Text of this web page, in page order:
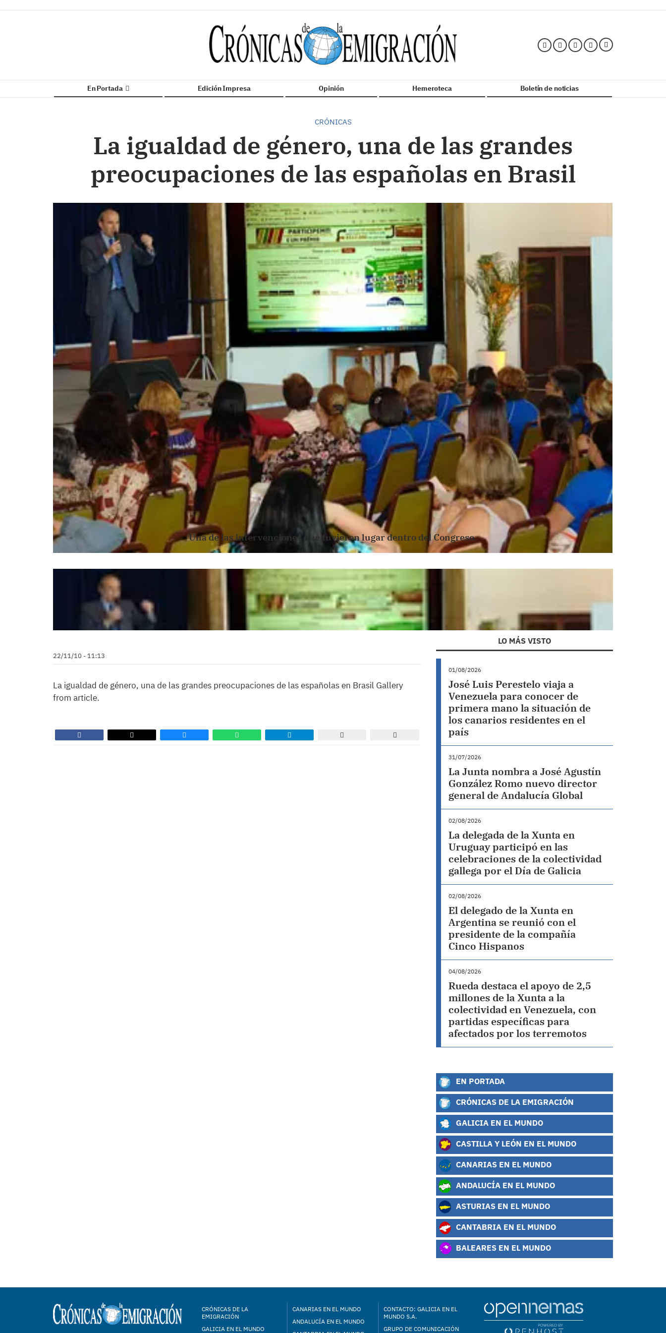
En Portada Edición Impresa Opinión Hemeroteca Boletín de noticias
CRÓNICAS
La igualdad de género, una de las grandes
preocupaciones de las españolas en Brasil
Una de las intervenciones que tuvieron lugar dentro del Congreso.
22/11/10 - 11:13
La igualdad de género, una de las grandes preocupaciones de las españolas en Brasil Gallery
from article.
LO MÁS VISTO
01/08/2026
José Luis Perestelo viaja a
Venezuela para conocer de
primera mano la situación de
los canarios residentes en el
país
31/07/2026
La Junta nombra a José Agustín
González Romo nuevo director
general de Andalucía Global
02/08/2026
La delegada de la Xunta en
Uruguay participó en las
celebraciones de la colectividad
gallega por el Día de Galicia
02/08/2026
El delegado de la Xunta en
Argentina se reunió con el
presidente de la compañía
Cinco Hispanos
04/08/2026
Rueda destaca el apoyo de 2,5
millones de la Xunta a la
colectividad en Venezuela, con
partidas específicas para
afectados por los terremotos
EN PORTADA
CRÓNICAS DE LA EMIGRACIÓN
GALICIA EN EL MUNDO
CASTILLA Y LEÓN EN EL MUNDO
CANARIAS EN EL MUNDO
ANDALUCÍA EN EL MUNDO
ASTURIAS EN EL MUNDO
CANTABRIA EN EL MUNDO
BALEARES EN EL MUNDO
CRÓNICAS DE LA
EMIGRACIÓN
GALICIA EN EL MUNDO
CANARIAS EN EL MUNDO
ANDALUCÍA EN EL MUNDO
CONTACTO: GALICIA EN EL
MUNDO S.A.
GRUPO DE COMUNICACIÓN